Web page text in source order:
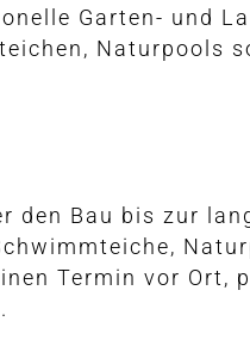
Garten- und
Naturpools
den Bau bis zur
Termin vor Ort,